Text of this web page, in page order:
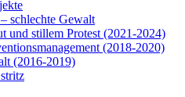
schlechte Gewalt
und stillem Protest (2021-2024)
(2018-2020)
(2016-2019)